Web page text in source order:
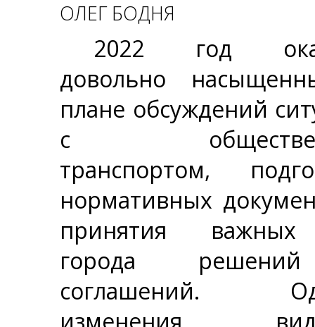
ОЛЕГ БОДНЯ
2022 год
довольно
плане обсуждений
с
транспортом,
нормативных
принятия
города
соглашений.